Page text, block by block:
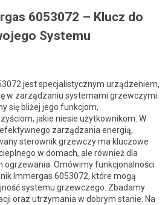
6053072 – Klucz do
Systemu
jest specjalistycznym urządzeniem,
w zarządzaniu systemami grzewczymi.
się bliżej jego funkcjom,
jakie niesie użytkownikom. W
zarządzania energią,
sterownik grzewczy ma kluczowe
w domach, ale również dla
ogrzewania. Omówimy funkcjonalności
Immergas 6053072, które mogą
systemu grzewczego. Zbadamy
oraz utrzymania w dobrym stanie. Na